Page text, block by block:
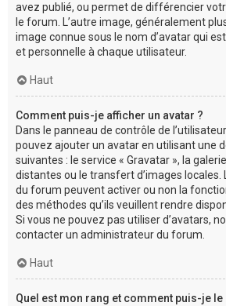
avez publié, ou permet de différencier
le forum. L’autre image, généralement
image connue sous le nom d’avatar qui
et personnelle à chaque utilisateur.
Haut
Comment puis-je afficher un avatar ?
Dans le panneau de contrôle de
pouvez ajouter un avatar en utilisant une
suivantes : le service « Gravatar », la
distantes ou le transfert d’images
du forum peuvent activer ou non la
des méthodes qu’ils veuillent rendre
Si vous ne pouvez pas utiliser d’avatars,
contacter un administrateur du forum.
Haut
Quel est mon rang et comment puis-je